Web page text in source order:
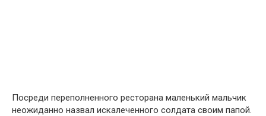
Посреди переполненного ресторана маленький мальчик
неожиданно назвал искалеченного солдата своим папой.